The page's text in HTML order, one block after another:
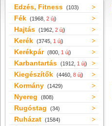
Edzés, Fitness (103)
Fék (1968, 2 új)
Hajtás (1962, 2 új)
Kerék (3745, 1 új)
Kerékpár (800, 1 új)
Karbantartás (1912, 1 új)
Kiegészítők (4460, 8 új)
Kormány (1429)
Nyereg (808)
Rugóstag (34)
Ruházat (1584)